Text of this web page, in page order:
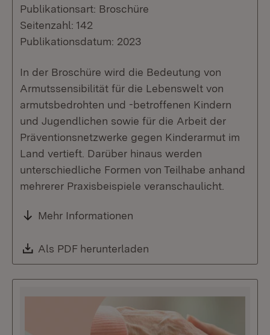
Publikationsart: Broschüre
Seitenzahl: 142
Publikationsdatum: 2023
In der Broschüre wird die Bedeutung von
Armutssensibilität für die Lebenswelt von
armutsbedrohten und -betroffenen Kindern
und Jugendlichen sowie für die Arbeit der
Präventionsnetzwerke gegen Kinderarmut im
Land vertieft. Darüber hinaus werden
unterschiedliche Formen von Teilhabe anhand
mehrerer Praxisbeispiele veranschaulicht.
Mehr Informationen
Download:
Als PDF herunterladen